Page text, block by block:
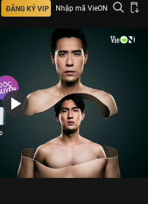
ĐĂNG KÝ VIP Nhập mã VieON